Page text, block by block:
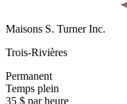
Maisons S. Turner Inc.
Trois-Rivières
Permanent
Temps plein
35 $ par heure